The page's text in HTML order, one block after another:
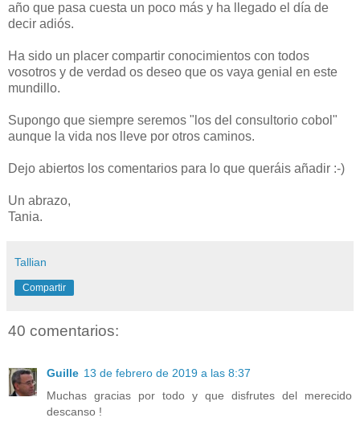
año que pasa cuesta un poco más y ha llegado el día de
decir adiós.
Ha sido un placer compartir conocimientos con todos
vosotros y de verdad os deseo que os vaya genial en este
mundillo.
Supongo que siempre seremos "los del consultorio cobol"
aunque la vida nos lleve por otros caminos.
Dejo abiertos los comentarios para lo que queráis añadir :-)
Un abrazo,
Tania.
Tallian
Compartir
40 comentarios:
Guille 13 de febrero de 2019 a las 8:37
Muchas gracias por todo y que disfrutes del merecido
descanso !